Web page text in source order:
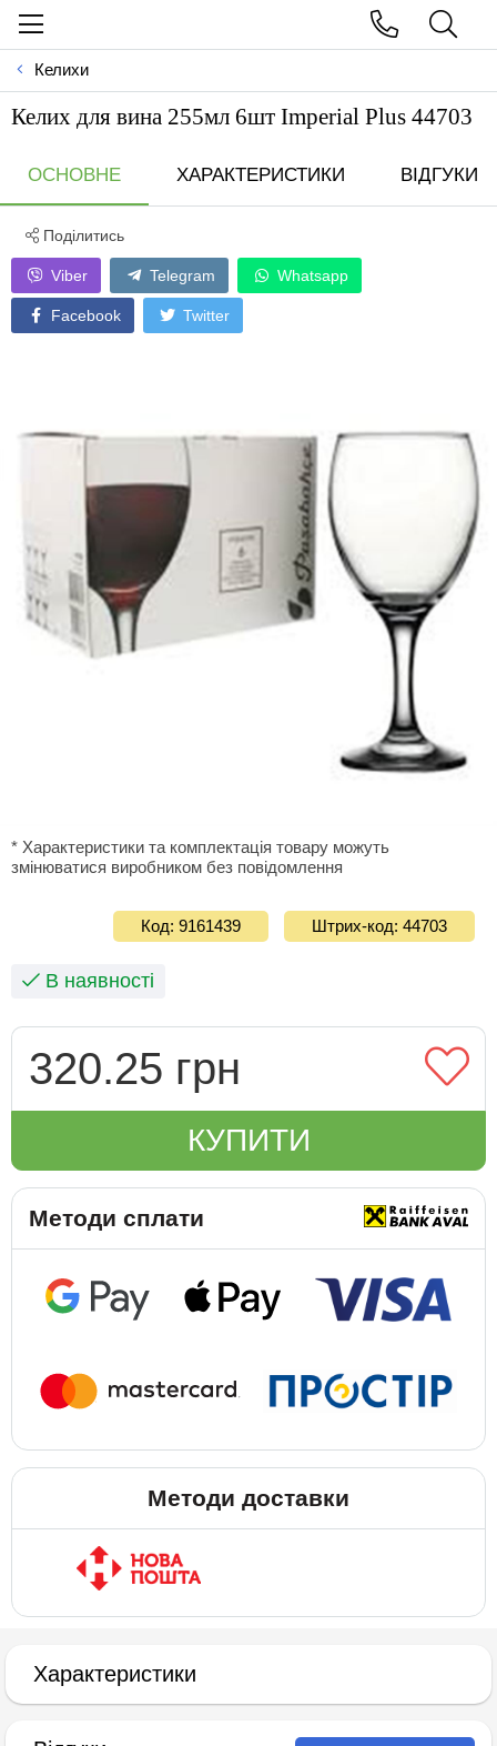
Келихи
Келих для вина 255мл 6шт Imperial Plus 44703
ОСНОВНЕ ХАРАКТЕРИСТИКИ ВІДГУКИ
Поділитись
Viber Telegram Whatsapp
Facebook Twitter
* Характеристики та комплектація товару можуть
змінюватися виробником без повідомлення
Код: 9161439 Штрих-код: 44703
В наявності
320.25 грн
КУПИТИ
Методи сплати
Методи доставки
Характеристики